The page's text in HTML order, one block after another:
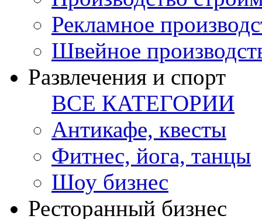
Рекламное
Швейное
Развлечения и спорт
ВСЕ КАТЕГОРИИ
Антикафе, квесты
Фитнес, йога, танцы
Шоу бизнес
Ресторанный бизнес